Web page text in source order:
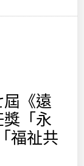
《遠
「永
福祉共